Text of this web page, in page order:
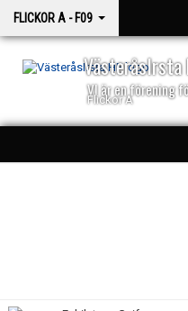
FLICKOR A - F09
VästeråsIrsta
VI är en förening
Flickor A